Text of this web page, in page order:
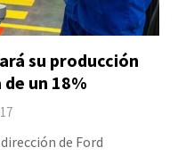
su producción
un 18%
de Ford